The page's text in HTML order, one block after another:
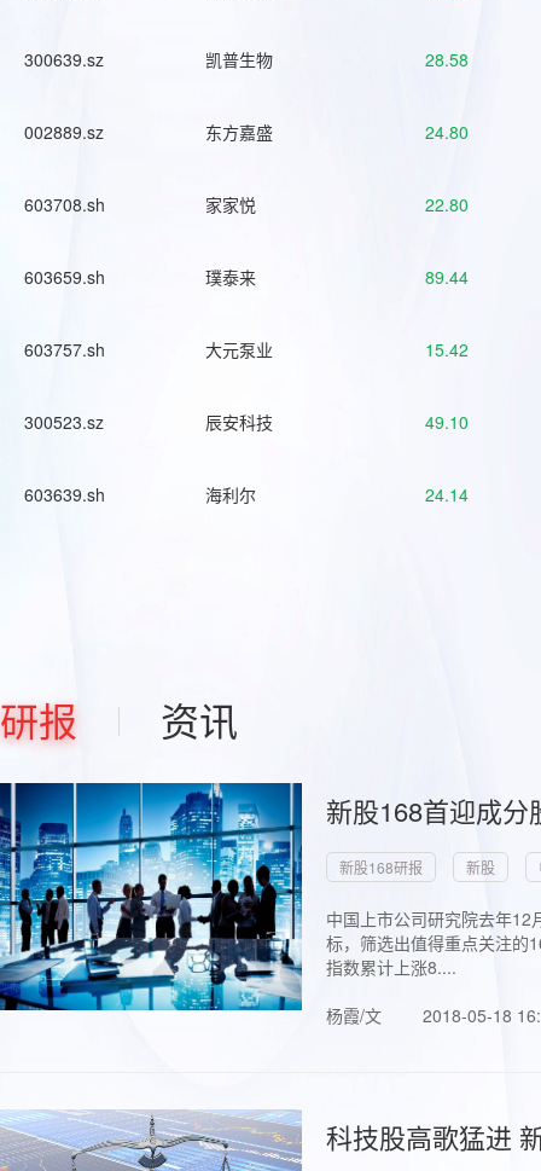
300639.sz 凯普生物 28.58
002889.sz 东方嘉盛 24.80
603708.sh 家家悦 22.80
603659.sh 璞泰来 89.44
603757.sh 大元泵业 15.42
300523.sz 辰安科技 49.10
603639.sh 海利尔 24.14
研报 资讯
新股168首迎成
新股168研报 新股
中国上市公司研究院去年
标，筛选出值得重点关注的
指数累计上涨8....
杨霞/文
2018-05-18
科技股高歌猛进